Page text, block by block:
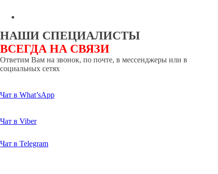
НАШИ СПЕЦИАЛИСТЫ
ВСЕГДА НА СВЯЗИ
Ответим Вам на звонок, по почте, в мессенджеры или в
социальных сетях
Чат в What’sApp
Чат в Viber
Чат в Telegram